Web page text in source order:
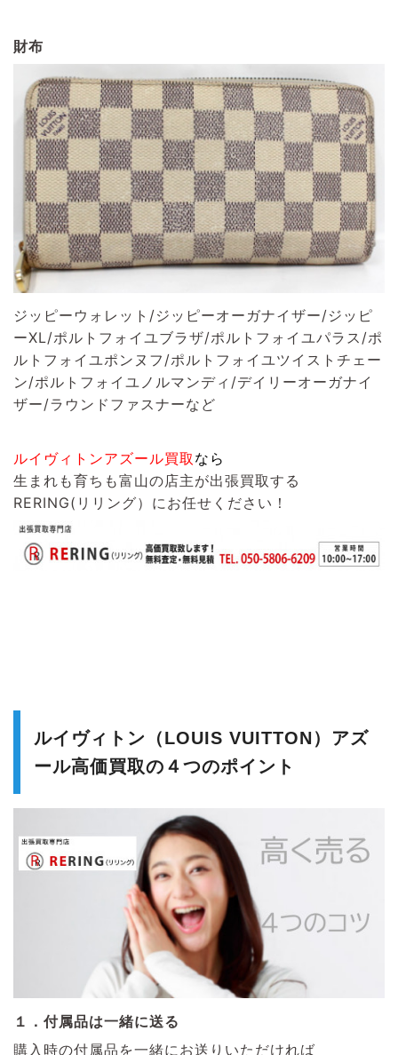
財布
ジッピーウォレット/ジッピーオーガナイザー/ジッピ
ーXL/ポルトフォイユブラザ/ポルトフォイユパラス/ポ
ルトフォイユポンヌフ/ポルトフォイユツイストチェー
ン/ポルトフォイユノルマンディ/デイリーオーガナイ
ザー/ラウンドファスナーなど
ルイヴィトンアズール買取 なら
生まれも育ちも富山の店主が出張買取する
RERING(リリング） にお任せください！
ルイヴィトン（LOUIS VUITTON）アズ
ール高価買取の４つのポイント
１．付属品は一緒に送る
購入時の付属品を一緒にお送りいただければ